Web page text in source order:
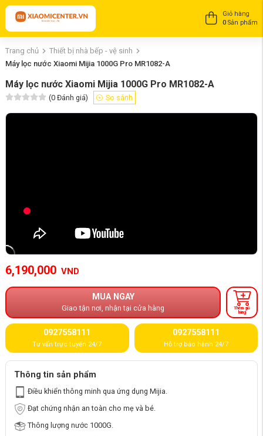
Giỏ hàng
0 Sản phẩm
Trang chủ
Thiết bị nhà bếp - vệ sinh
Máy lọc nước Xiaomi Mijia 1000G Pro MR1082-A
Máy lọc nước Xiaomi Mijia 1000G Pro MR1082-A
(0 Đánh giá) So sánh
6,190,000 VND
MUA NGAY
Giao tận nơi, nhận tại cửa hàng
Thêm giỏ
hàng
0927558111
Tư vấn trực tuyến 24/7
0927558111
Hỗ trợ bảo hành 24/7
Thông tin sản phẩm
Điều khiển thông minh qua ứng dụng Mijia.
Đạt chứng nhận an toàn cho mẹ và bé.
Thông lượng nước 1000G.